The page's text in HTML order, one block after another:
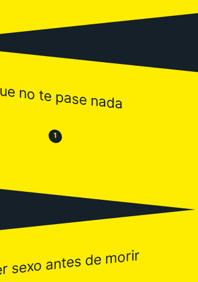
no te pase nada
😒 1 😂
sexo antes de morir